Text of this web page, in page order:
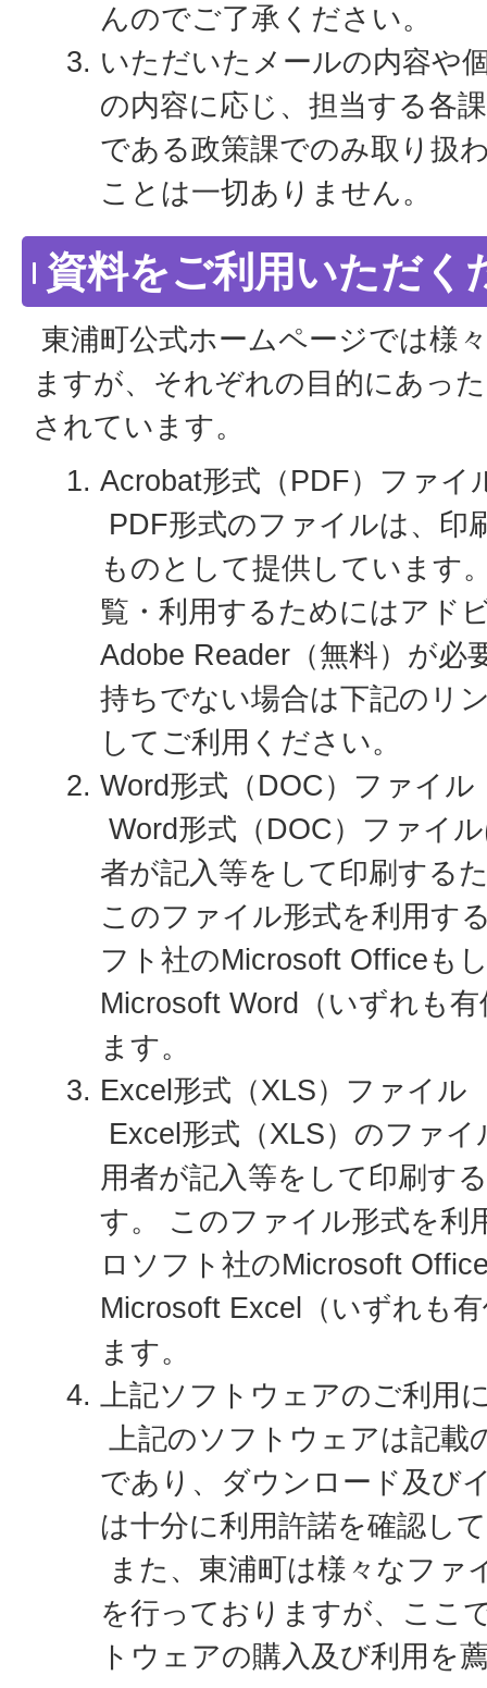
んのでご了承ください。
いただいたメールの内容や
の内容に応じ、担当する各
である政策課でのみ取り扱
ことは一切ありません。
資料をご利用いただく
東浦町公式ホームページでは様
ますが、それぞれの目的にあっ
されています。
Acrobat形式（PDF）ファイ
PDF形式のファイルは、印
ものとして提供しています
覧・利用するためにはアド
Adobe Reader（無料）が必
持ちでない場合は下記のリ
してご利用ください。
Word形式（DOC）ファイル
Word形式（DOC）ファイ
者が記入等をして印刷する
このファイル形式を利用す
フト社のMicrosoft Officeも
Microsoft Word（いずれも
ます。
Excel形式（XLS）ファイル
Excel形式（XLS）のファ
用者が記入等をして印刷す
す。 このファイル形式を利
ロソフト社のMicrosoft
Microsoft Excel（いずれも
ます。
上記ソフトウェアのご利用
上記のソフトウェアは記載
であり、ダウンロード及び
は十分に利用許諾を確認し
また、東浦町は様々なファ
を行っておりますが、ここ
トウェアの購入及び利用を